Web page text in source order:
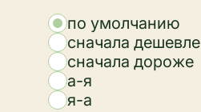
по умолчанию
сначала дешевле
сначала дороже
а-я
я-а